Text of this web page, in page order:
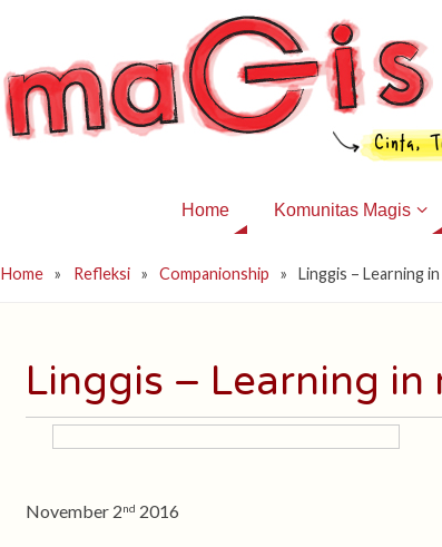
Home Komunitas Magis
Home » Refleksi » Companionship » Linggis – Learning in
Linggis – Learning in
November 2nd 2016